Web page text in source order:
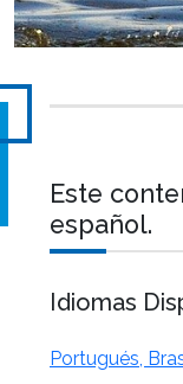
Este
español.
Idiomas
Portugués,